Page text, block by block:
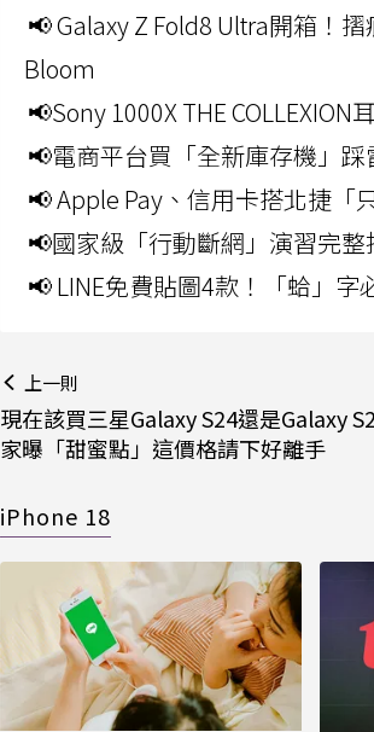
📢 Galaxy Z Fold8 Ultra開箱！
Bloom
📢Sony 1000X THE
📢電商平台買「全新庫存機」
📢 Apple Pay、信用卡搭北捷「
📢國家級「行動斷網」演習完
📢 LINE免費貼圖4款！「蛤」
上一則
現在該買三星Galaxy S24還是Galaxy
家曝「甜蜜點」這價格請下好離手
iPhone 18